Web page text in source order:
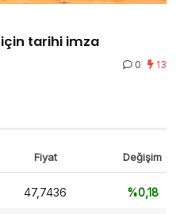
tarihi imza
0 13
Fiyat Değişim
47,7436 %0,18